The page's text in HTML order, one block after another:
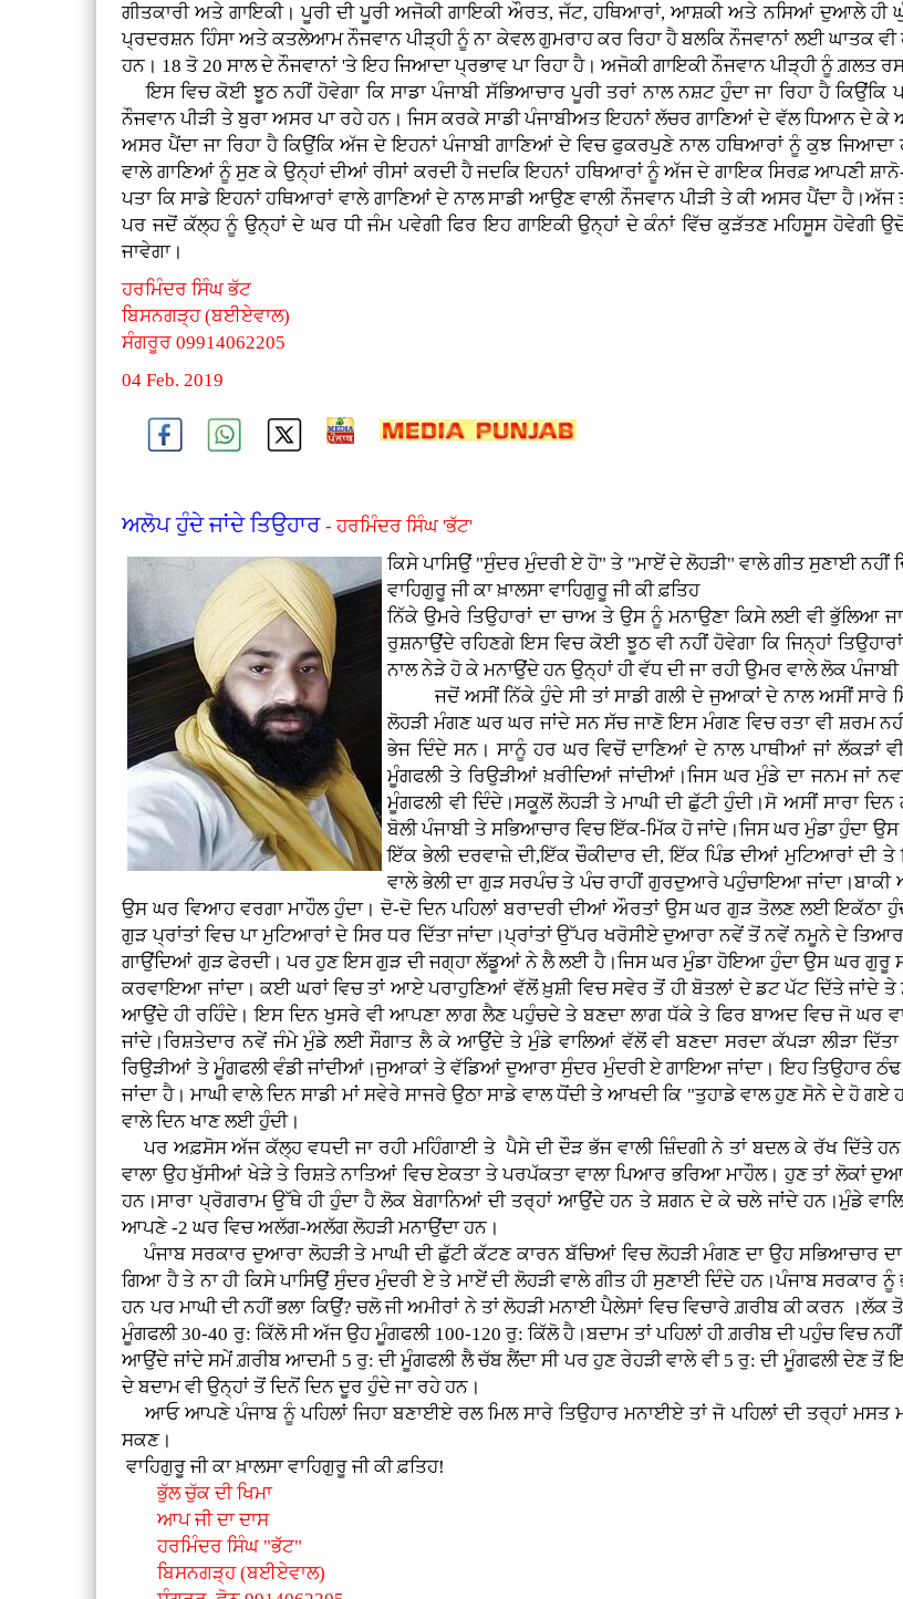
ਗੀਤਕਾਰੀ ਅਤੇ ਗਾਇਕੀ। ਪੂਰੀ ਦੀ ਪੂਰੀ ਅਜੋਕੀ ਗਾਇਕੀ ਔਰਤ, ਜੱਟ, ਹਥਿਆਰਾਂ, ਆਸ਼ਕੀ ਅਤੇ ਨਸਿਆਂ ਦੁਆਲੇ ਹੀ
ਪ੍ਰਦਰਸ਼ਨ ਹਿੰਸਾ ਅਤੇ ਕਤਲੇਆਮ ਨੌਜਵਾਨ ਪੀੜ੍ਹੀ ਨੂੰ ਨਾ ਕੇਵਲ ਗੁਮਰਾਹ ਕਰ ਰਿਹਾ ਹੈ ਬਲਕਿ ਨੌਜਵਾਨਾਂ ਲਈ ਘਾਤਕ
ਹਨ। 18 ਤੋ 20 ਸਾਲ ਦੇ ਨੌਜਵਾਨਾਂ 'ਤੇ ਇਹ ਜਿਆਦਾ ਪ੍ਰਭਾਵ ਪਾ ਰਿਹਾ ਹੈ। ਅਜੋਕੀ ਗਾਇਕੀ ਨੌਜਵਾਨ ਪੀੜ੍ਹੀ ਨੂੰ
ਇਸ ਵਿਚ ਕੋਈ ਝੂਠ ਨਹੀਂ ਹੋਵੇਗਾ ਕਿ ਸਾਡਾ ਪੰਜਾਬੀ ਸੱਭਿਆਚਾਰ ਪੂਰੀ ਤਰਾਂ ਨਾਲ ਨਸ਼ਟ ਹੁੰਦਾ ਜਾ ਰਿਹਾ ਹੈ
ਨੌਜਵਾਨ ਪੀੜੀ ਤੇ ਬੁਰਾ ਅਸਰ ਪਾ ਰਹੇ ਹਨ। ਜਿਸ ਕਰਕੇ ਸਾਡੀ ਪੰਜਾਬੀਅਤ ਇਹਨਾਂ ਲੱਚਰ ਗਾਣਿਆਂ ਦੇ ਵੱਲ ਧਿਆਨ ਦੇ ਕੇ
ਅਸਰ ਪੈਂਦਾ ਜਾ ਰਿਹਾ ਹੈ ਕਿਉਂਕਿ ਅੱਜ ਦੇ ਇਹਨਾਂ ਪੰਜਾਬੀ ਗਾਣਿਆਂ ਦੇ ਵਿਚ ਫੁਕਰਪੁਣੇ ਨਾਲ ਹਥਿਆਰਾਂ ਨੂੰ ਕੁਝ ਜਿਆਦਾ
ਵਾਲੇ ਗਾਣਿਆਂ ਨੂੰ ਸੁਣ ਕੇ ਉਨ੍ਹਾਂ ਦੀਆਂ ਰੀਸਾਂ ਕਰਦੀ ਹੈ ਜਦਕਿ ਇਹਨਾਂ ਹਥਿਆਰਾਂ ਨੂੰ ਅੱਜ ਦੇ ਗਾਇਕ ਸਿਰਫ਼ ਆਪਣੀ
ਪਤਾ ਕਿ ਸਾਡੇ ਇਹਨਾਂ ਹਥਿਆਰਾਂ ਵਾਲੇ ਗਾਣਿਆਂ ਦੇ ਨਾਲ ਸਾਡੀ ਆਉਣ ਵਾਲੀ ਨੌਜਵਾਨ ਪੀੜੀ ਤੇ ਕੀ ਅਸਰ ਪੈਂਦਾ
ਪਰ ਜਦੋਂ ਕੱਲ੍ਹ ਨੂੰ ਉਨ੍ਹਾਂ ਦੇ ਘਰ ਧੀ ਜੰਮ ਪਵੇਗੀ ਫਿਰ ਇਹ ਗਾਇਕੀ ਉਨ੍ਹਾਂ ਦੇ ਕੰਨਾਂ ਵਿੱਚ ਕੁੜੱਤਣ ਮਹਿਸੂਸ ਹੋਵੇਗੀ
ਜਾਵੇਗਾ।
ਹਰਮਿੰਦਰ ਸਿੰਘ ਭੱਟ
ਬਿਸਨਗੜ੍ਹ (ਬਈਏਵਾਲ)
ਸੰਗਰੂਰ 09914062205
04 Feb. 2019
ਅਲੋਪ ਹੁੰਦੇ ਜਾਂਦੇ ਤਿਉਹਾਰ- ਹਰਮਿੰਦਰ ਸਿੰਘ 'ਭੱਟ'
ਕਿਸੇ ਪਾਸਿਉਂ "ਸੁੰਦਰ ਮੁੰਦਰੀ ਏ ਹੋ" ਤੇ "ਮਾਏਂ ਦੇ ਲੋਹੜੀ" ਵਾਲੇ ਗੀਤ ਸੁਣਾਈ ਨਹੀਂ
ਵਾਹਿਗੁਰੂ ਜੀ ਕਾ ਖ਼ਾਲਸਾ ਵਾਹਿਗੁਰੂ ਜੀ ਕੀ ਫ਼ਤਿਹ
ਨਿੱਕੇ ਉਮਰੇ ਤਿਉਹਾਰਾਂ ਦਾ ਚਾਅ ਤੇ ਉਸ ਨੂੰ ਮਨਾਉਣਾ ਕਿਸੇ ਲਈ ਵੀ ਭੁੱਲਿਆ
ਰੁਸ਼ਨਾਉਂਦੇ ਰਹਿਣਗੇ ਇਸ ਵਿਚ ਕੋਈ ਝੂਠ ਵੀ ਨਹੀਂ ਹੋਵੇਗਾ ਕਿ ਜਿਨ੍ਹਾਂ
ਨਾਲ ਨੇੜੇ ਹੋ ਕੇ ਮਨਾਉਂਦੇ ਹਨ ਉਨ੍ਹਾਂ ਹੀ ਵੱਧ ਦੀ ਜਾ ਰਹੀ ਉਮਰ ਵਾਲੇ ਲੋਕ
ਜਦੋਂ ਅਸੀਂ ਨਿੱਕੇ ਹੁੰਦੇ ਸੀ ਤਾਂ ਸਾਡੀ ਗਲੀ ਦੇ ਜੁਆਕਾਂ ਦੇ ਨਾਲ ਅਸੀਂ ਸਾਰੇ
ਲੋਹੜੀ ਮੰਗਣ ਘਰ ਘਰ ਜਾਂਦੇ ਸਨ ਸੱਚ ਜਾਣੋ ਇਸ ਮੰਗਣ ਵਿਚ ਰਤਾ ਵੀ ਸ਼ਰਮ
ਭੇਜ ਦਿੰਦੇ ਸਨ। ਸਾਨੂੰ ਹਰ ਘਰ ਵਿਚੋਂ ਦਾਣਿਆਂ ਦੇ ਨਾਲ ਪਾਥੀਆਂ ਜਾਂ
ਮੂੰਗਫਲੀ ਤੇ ਰਿਉੜੀਆਂ ਖ਼ਰੀਦਿਆਂ ਜਾਂਦੀਆਂ।ਜਿਸ ਘਰ ਮੁੰਡੇ ਦਾ ਜਨਮ ਜਾਂ
ਮੂੰਗਫਲੀ ਵੀ ਦਿੰਦੇ।ਸਕੂਲੋਂ ਲੋਹੜੀ ਤੇ ਮਾਘੀ ਦੀ ਛੁੱਟੀ ਹੁੰਦੀ।ਸੋ ਅਸੀਂ ਸਾਰਾ
ਬੋਲੀ ਪੰਜਾਬੀ ਤੇ ਸਭਿਆਚਾਰ ਵਿਚ ਇੱਕ-ਮਿੱਕ ਹੋ ਜਾਂਦੇ।ਜਿਸ ਘਰ ਮੁੰਡਾ ਹੁੰਦਾ
ਇੱਕ ਭੇਲੀ ਦਰਵਾਜ਼ੇ ਦੀ,ਇੱਕ ਚੌਕੀਦਾਰ ਦੀ, ਇੱਕ ਪਿੰਡ ਦੀਆਂ ਮੁਟਿਆਰਾਂ ਦੀ ਤੇ
ਵਾਲੇ ਭੇਲੀ ਦਾ ਗੁੜ ਸਰਪੰਚ ਤੇ ਪੰਚ ਰਾਹੀਂ ਗੁਰਦੁਆਰੇ ਪਹੁੰਚਾਇਆ
ਉਸ ਘਰ ਵਿਆਹ ਵਰਗਾ ਮਾਹੌਲ ਹੁੰਦਾ। ਦੋ-ਦੋ ਦਿਨ ਪਹਿਲਾਂ ਬਰਾਦਰੀ ਦੀਆਂ ਔਰਤਾਂ ਉਸ ਘਰ ਗੁੜ ਤੋਲਣ ਲਈ
ਗੁੜ ਪ੍ਰਾਂਤਾਂ ਵਿਚ ਪਾ ਮੁਟਿਆਰਾਂ ਦੇ ਸਿਰ ਧਰ ਦਿੱਤਾ ਜਾਂਦਾ।ਪ੍ਰਾਂਤਾਂ ਉੱਪਰ ਖਰੋਸੀਏ ਦੁਆਰਾ ਨਵੇਂ ਤੋਂ ਨਵੇਂ ਨਮੂਨੇ ਦੇ
ਗਾਉਂਦਿਆਂ ਗੁੜ ਫੇਰਦੀ। ਪਰ ਹੁਣ ਇਸ ਗੁੜ ਦੀ ਜਗ੍ਹਾ ਲੱਡੂਆਂ ਨੇ ਲੈ ਲਈ ਹੈ।ਜਿਸ ਘਰ ਮੁੰਡਾ ਹੋਇਆ ਹੁੰਦਾ ਉਸ ਘਰ ਗੁਰੂ
ਕਰਵਾਇਆ ਜਾਂਦਾ। ਕਈ ਘਰਾਂ ਵਿਚ ਤਾਂ ਆਏ ਪਰਾਹੁਣਿਆਂ ਵੱਲੋਂ ਖ਼ੁਸ਼ੀ ਵਿਚ ਸਵੇਰ ਤੋਂ ਹੀ ਬੋਤਲਾਂ ਦੇ ਡਟ ਪੱਟ ਦਿੱਤੇ ਜਾਂਦੇ ਤੇ
ਆਉਂਦੇ ਹੀ ਰਹਿੰਦੇ। ਇਸ ਦਿਨ ਖੁਸਰੇ ਵੀ ਆਪਣਾ ਲਾਗ ਲੈਣ ਪਹੁੰਚਦੇ ਤੇ ਬਣਦਾ ਲਾਗ ਧੱਕੇ ਤੇ ਫਿਰ ਬਾਅਦ ਵਿਚ ਜੋ ਘਰ
ਜਾਂਦੇ।ਰਿਸ਼ਤੇਦਾਰ ਨਵੇਂ ਜੰਮੇ ਮੁੰਡੇ ਲਈ ਸੌਗਾਤ ਲੈ ਕੇ ਆਉਂਦੇ ਤੇ ਮੁੰਡੇ ਵਾਲਿਆਂ ਵੱਲੋਂ ਵੀ ਬਣਦਾ ਸਰਦਾ ਕੱਪੜਾ ਲੀੜਾ ਦਿੱਤਾ
ਰਿਉੜੀਆਂ ਤੇ ਮੂੰਗਫਲੀ ਵੰਡੀ ਜਾਂਦੀਆਂ।ਜੁਆਕਾਂ ਤੇ ਵੱਡਿਆਂ ਦੁਆਰਾ ਸੁੰਦਰ ਮੁੰਦਰੀ ਏ ਗਾਇਆ ਜਾਂਦਾ। ਇਹ ਤਿਉਹਾਰ ਠੰਢ
ਜਾਂਦਾ ਹੈ। ਮਾਘੀ ਵਾਲੇ ਦਿਨ ਸਾਡੀ ਮਾਂ ਸਵੇਰੇ ਸਾਜਰੇ ਉਠਾ ਸਾਡੇ ਵਾਲ ਧੋਂਦੀ ਤੇ ਆਖਦੀ ਕਿ "ਤੁਹਾਡੇ ਵਾਲ ਹੁਣ ਸੋਨੇ ਦੇ ਹੋ ਗਏ
ਵਾਲੇ ਦਿਨ ਖਾਣ ਲਈ ਹੁੰਦੀ।
ਪਰ ਅਫ਼ਸੋਸ ਅੱਜ ਕੱਲ੍ਹ ਵਧਦੀ ਜਾ ਰਹੀ ਮਹਿੰਗਾਈ ਤੇ ਪੈਸੇ ਦੀ ਦੌੜ ਭੱਜ ਵਾਲੀ ਜ਼ਿੰਦਗੀ ਨੇ ਤਾਂ ਬਦਲ ਕੇ ਰੱਖ ਦਿੱਤੇ
ਵਾਲਾ ਉਹ ਖੁੱਸੀਆਂ ਖੇੜੇ ਤੇ ਰਿਸ਼ਤੇ ਨਾਤਿਆਂ ਵਿਚ ਏਕਤਾ ਤੇ ਪਰਪੱਕਤਾ ਵਾਲਾ ਪਿਆਰ ਭਰਿਆ ਮਾਹੌਲ। ਹੁਣ ਤਾਂ ਲੋਕਾਂ
ਹਨ।ਸਾਰਾ ਪ੍ਰੋਗਰਾਮ ਉੱਥੇ ਹੀ ਹੁੰਦਾ ਹੈ ਲੋਕ ਬੇਗਾਨਿਆਂ ਦੀ ਤਰ੍ਹਾਂ ਆਉਂਦੇ ਹਨ ਤੇ ਸ਼ਗਨ ਦੇ ਕੇ ਚਲੇ ਜਾਂਦੇ ਹਨ।ਮੁੰਡੇ
ਆਪਣੇ -2 ਘਰ ਵਿਚ ਅਲੱਗ-ਅਲੱਗ ਲੋਹੜੀ ਮਨਾਉਂਦਾ ਹਨ।
ਪੰਜਾਬ ਸਰਕਾਰ ਦੁਆਰਾ ਲੋਹੜੀ ਤੇ ਮਾਘੀ ਦੀ ਛੁੱਟੀ ਕੱਟਣ ਕਾਰਨ ਬੱਚਿਆਂ ਵਿਚ ਲੋਹੜੀ ਮੰਗਣ ਦਾ ਉਹ ਸਭਿਆਚਾਰ
ਗਿਆ ਹੈ ਤੇ ਨਾ ਹੀ ਕਿਸੇ ਪਾਸਿਉਂ ਸੁੰਦਰ ਮੁੰਦਰੀ ਏ ਤੇ ਮਾਏਂ ਦੀ ਲੋਹੜੀ ਵਾਲੇ ਗੀਤ ਹੀ ਸੁਣਾਈ ਦਿੰਦੇ ਹਨ।ਪੰਜਾਬ
ਹਨ ਪਰ ਮਾਘੀ ਦੀ ਨਹੀਂ ਭਲਾ ਕਿਉਂ? ਚਲੋ ਜੀ ਅਮੀਰਾਂ ਨੇ ਤਾਂ ਲੋਹੜੀ ਮਨਾਈ ਪੈਲੇਸਾਂ ਵਿਚ ਵਿਚਾਰੇ ਗ਼ਰੀਬ ਕੀ ਕਰਨ ।ਲੱਕ
ਮੂੰਗਫਲੀ 30-40 ਰੁ: ਕਿੱਲੋ ਸੀ ਅੱਜ ਉਹ ਮੂੰਗਫਲੀ 100-120 ਰੁ: ਕਿੱਲੋ ਹੈ।ਬਦਾਮ ਤਾਂ ਪਹਿਲਾਂ ਹੀ ਗ਼ਰੀਬ ਦੀ ਪਹੁੰਚ ਵਿਚ
ਆਉਂਦੇ ਜਾਂਦੇ ਸਮੇਂ ਗ਼ਰੀਬ ਆਦਮੀ 5 ਰੁ: ਦੀ ਮੂੰਗਫਲੀ ਲੈ ਚੱਬ ਲੈਂਦਾ ਸੀ ਪਰ ਹੁਣ ਰੇਹੜੀ ਵਾਲੇ ਵੀ 5 ਰੁ: ਦੀ ਮੂੰਗਫਲੀ ਦੇਣ
ਦੇ ਬਦਾਮ ਵੀ ਉਨ੍ਹਾਂ ਤੋਂ ਦਿਨੋਂ ਦਿਨ ਦੂਰ ਹੁੰਦੇ ਜਾ ਰਹੇ ਹਨ।
ਆਓ ਆਪਣੇ ਪੰਜਾਬ ਨੂੰ ਪਹਿਲਾਂ ਜਿਹਾ ਬਣਾਈਏ ਰਲ ਮਿਲ ਸਾਰੇ ਤਿਉਹਾਰ ਮਨਾਈਏ ਤਾਂ ਜੋ ਪਹਿਲਾਂ ਦੀ ਤਰ੍ਹਾਂ
ਸਕਣ।
ਵਾਹਿਗੁਰੂ ਜੀ ਕਾ ਖ਼ਾਲਸਾ ਵਾਹਿਗੁਰੂ ਜੀ ਕੀ ਫ਼ਤਿਹ!
ਭੁੱਲ ਚੁੱਕ ਦੀ ਖਿਮਾ
ਆਪ ਜੀ ਦਾ ਦਾਸ
ਹਰਮਿੰਦਰ ਸਿੰਘ "ਭੱਟ"
ਬਿਸਨਗੜ੍ਹ (ਬਈਏਵਾਲ)